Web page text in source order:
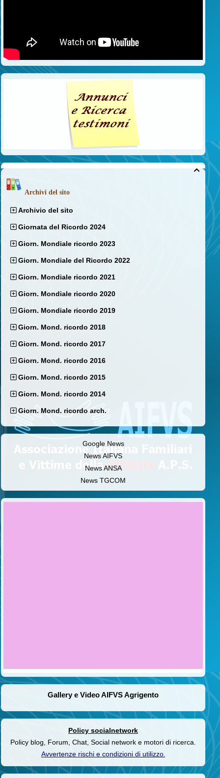

Archivi del sito
Archivio del sito
Giornata del Ricordo 2024
Giorn. Mondiale ricordo 2023
Giorn. Mondiale del Ricordo 2022
Giorn. Mondiale ricordo 2021
Giorn. Mondiale ricordo 2020
Giorn. Mondiale ricordo 2019
Giorn. Mond. ricordo 2018
Giorn. Mond. ricordo 2017
Giorn. Mond. ricordo 2016
Giorn. Mond. ricordo 2015
Giorn. Mond. ricordo 2014
Giorn. Mond. ricordo arch.
Google News
News AIFVS
News ANSA
News TGCOM
Gallery e Video AIFVS Agrigento
Policy socialnetwork
Policy blog, Forum, Chat, Social network e motori di ricerca.
Avvertenze rischi e condizioni di utilizzo.